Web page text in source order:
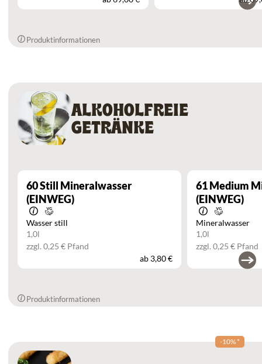
Produktinformationen
ALKOHOLFREIE
GETRÄNKE
60Still Mineralwasser
(EINWEG)
Wasser still
1,0l
zzgl. 0,25 € Pfand
ab 3,80 €
61Medium
(EINWEG)
Mineralwasser
1,0l
zzgl. 0,25 € Pfand
Produktinformationen
-10% *